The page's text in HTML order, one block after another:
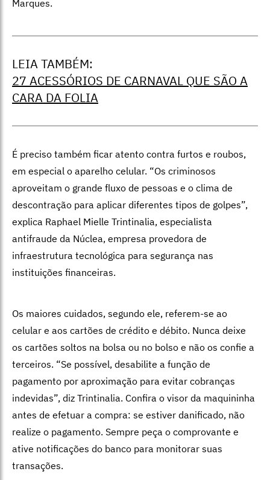
Marques.
LEIA TAMBÉM:
27 ACESSÓRIOS DE CARNAVAL QUE SÃO A
CARA DA FOLIA
É preciso também ficar atento contra furtos e roubos,
em especial o aparelho celular. “Os criminosos
aproveitam o grande fluxo de pessoas e o clima de
descontração para aplicar diferentes tipos de golpes”,
explica Raphael Mielle Trintinalia, especialista
antifraude da Núclea, empresa provedora de
infraestrutura tecnológica para segurança nas
instituições financeiras.
Os maiores cuidados, segundo ele, referem-se ao
celular e aos cartões de crédito e débito. Nunca deixe
os cartões soltos na bolsa ou no bolso e não os confie a
terceiros. “Se possível, desabilite a função de
pagamento por aproximação para evitar cobranças
indevidas”, diz Trintinalia. Confira o visor da maquininha
antes de efetuar a compra: se estiver danificado, não
realize o pagamento. Sempre peça o comprovante e
ative notificações do banco para monitorar suas
transações.